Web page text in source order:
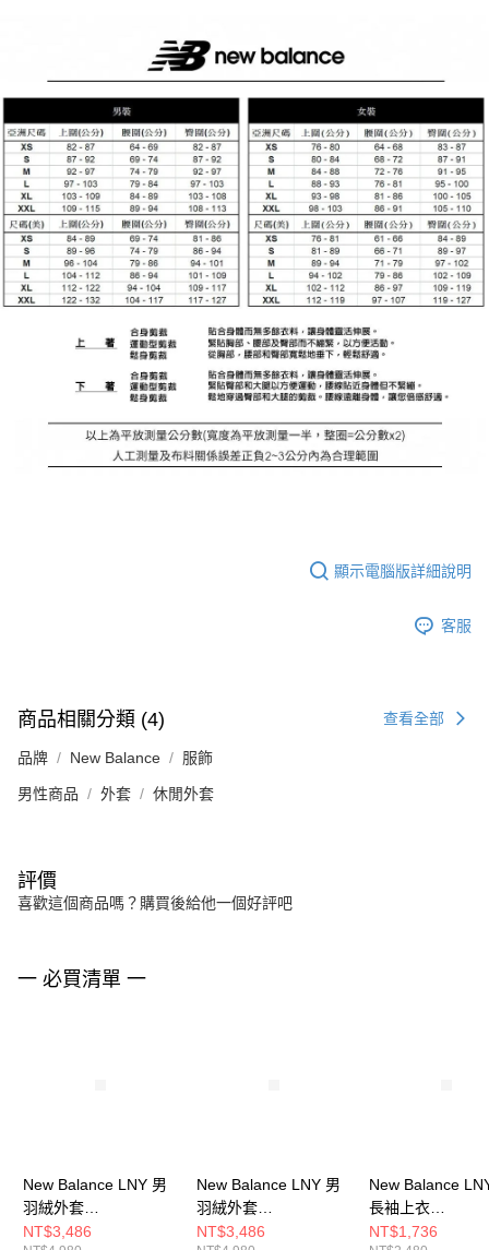
顯示電腦版詳細說明
客服
商品相關分類 (4) 查看全部
品牌 New Balance 服飾
男性商品 外套 休閒外套
評價
喜歡這個商品嗎？購買後給他一個好評吧
一 必買清單 一
New Balance LNY 男
羽絨外套
MJ6176OXBK-F
NT$3,486
New Balance LNY 男
羽絨外套
MJ6176OXMCR-F
NT$3,486
New Balance
長袖上衣
WT61L61ZAGA-
NT$1,736